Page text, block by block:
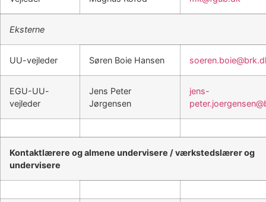
Eksterne
UU-vejleder Søren Boie Hansen
EGU-UU-
vejleder
Jens Peter
Jørgensen
jens-
Kontaktlærere og almene undervisere / værkstedslærer og
undervisere